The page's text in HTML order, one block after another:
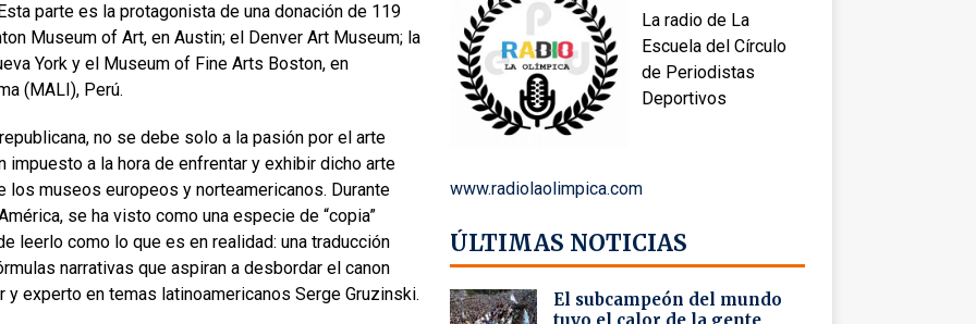
parte es la protagonista de una donación de 119
Museum of Art, en Austin; el Denver Art Museum; la
York y el Museum of Fine Arts Boston, en
(MALI), Perú.
no se debe solo a la pasión por el arte
impuesto a la hora de enfrentar y exhibir dicho arte
los museos europeos y norteamericanos. Durante
se ha visto como una especie de “copia”
leerlo como lo que es en realidad: una traducción
narrativas que aspiran a desbordar el canon
experto en temas latinoamericanos Serge Gruzinski.
La radio de La
Escuela del Círculo
de Periodistas
Deportivos
www.radiolaolimpica.com
ÚLTIMAS NOTICIAS
El subcampeón del mundo
tuvo el calor de la gente